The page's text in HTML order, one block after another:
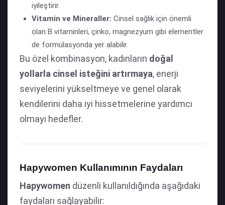
iyileştirir.
Vitamin ve Mineraller: Cinsel sağlık için önemli
olan B vitaminleri, çinko, magnezyum gibi elementler
de formülasyonda yer alabilir.
Bu özel kombinasyon, kadınların doğal
yollarla cinsel isteğini artırmaya, enerji
seviyelerini yükseltmeye ve genel olarak
kendilerini daha iyi hissetmelerine yardımcı
olmayı hedefler.
Hapywomen Kullanımının Faydaları
Hapywomen düzenli kullanıldığında aşağıdaki
faydaları sağlayabilir: